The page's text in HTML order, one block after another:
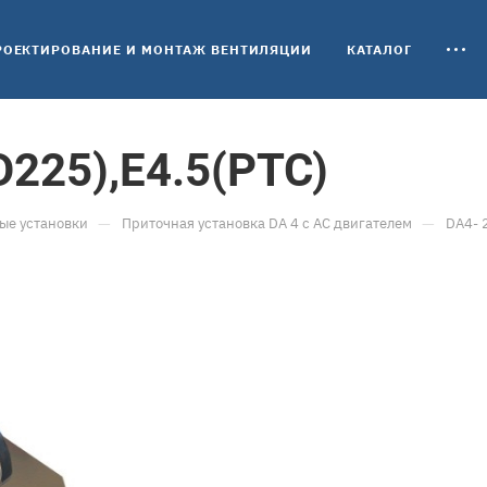
И МОНТАЖ ВЕНТИЛЯЦИИ КАТАЛОГ
установки — Приточная установка DA 4 c AC двигателем — DA4-